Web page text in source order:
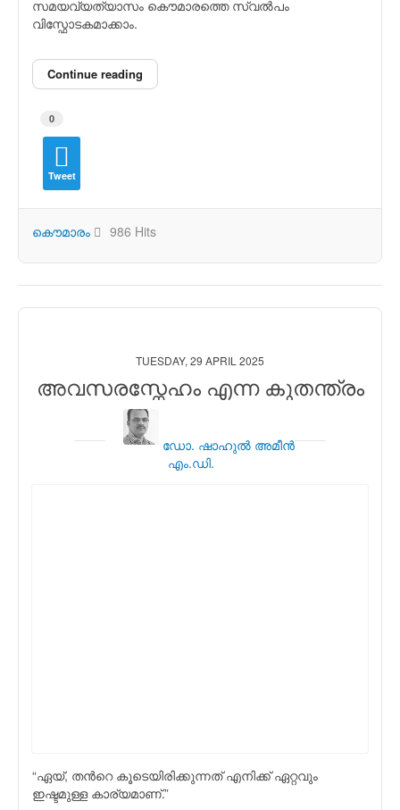
സമയവ്യത്യാസം കൌമാരത്തെ സ്വല്‍പം
വിസ്ഫോടകമാക്കാം.
Continue reading
0
Tweet
കൌമാരം 986 Hits
TUESDAY, 29 APRIL 2025
അവസരസ്നേഹം എന്ന കുതന്ത്രം
ഡോ. ഷാഹുല്‍ അമീന്‍
എം.ഡി.
“ഏയ്‌, തന്‍റെ കൂടെയിരിക്കുന്നത് എനിക്ക് ഏറ്റവും
ഇഷ്ടമുള്ള കാര്യമാണ്.”